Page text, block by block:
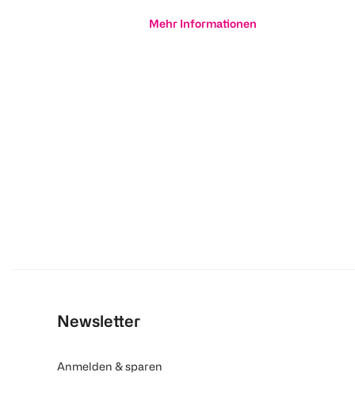
Mehr Informationen
Newsletter
Anmelden & sparen